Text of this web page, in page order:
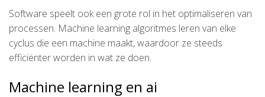
Software speelt ook een grote rol in het optimaliseren van
processen. Machine learning algoritmes leren van elke
cyclus die een machine maakt, waardoor ze steeds
efficiënter worden in wat ze doen.
Machine learning en ai